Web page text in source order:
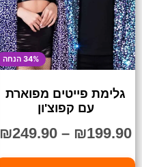
34% הנחה
גלימת פייטים מפוארת
עם קפוצ'ון
₪199.90
–
₪249.90